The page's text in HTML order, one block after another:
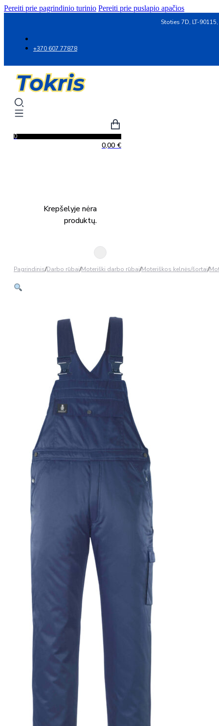
Pereiti prie pagrindinio turinio Pereiti prie puslapio apačios
Stoties 7D, LT-
+370 607 77878
0
0,00 €
Krepšelyje nėra
produktų.
Pagrindinis/Darbo rūbai/Moteriški darbo rūbai/Moteriškos kelnės/šortai/